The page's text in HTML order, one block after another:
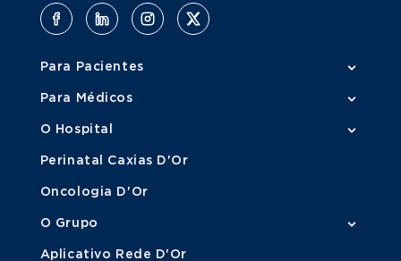
Para Pacientes
Para Médicos
O Hospital
Perinatal Caxias D'Or
Oncologia D'Or
O Grupo
Aplicativo Rede D'Or